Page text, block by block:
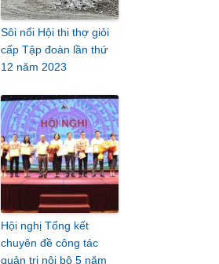
Sôi nổi Hội thi thợ giỏi
cấp Tập đoàn lần thứ
12 năm 2023
Hội nghị Tổng kết
chuyên đề công tác
quản trị nội bộ 5 năm